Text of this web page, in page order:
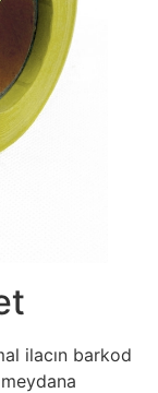
ilacın barkod
meydana